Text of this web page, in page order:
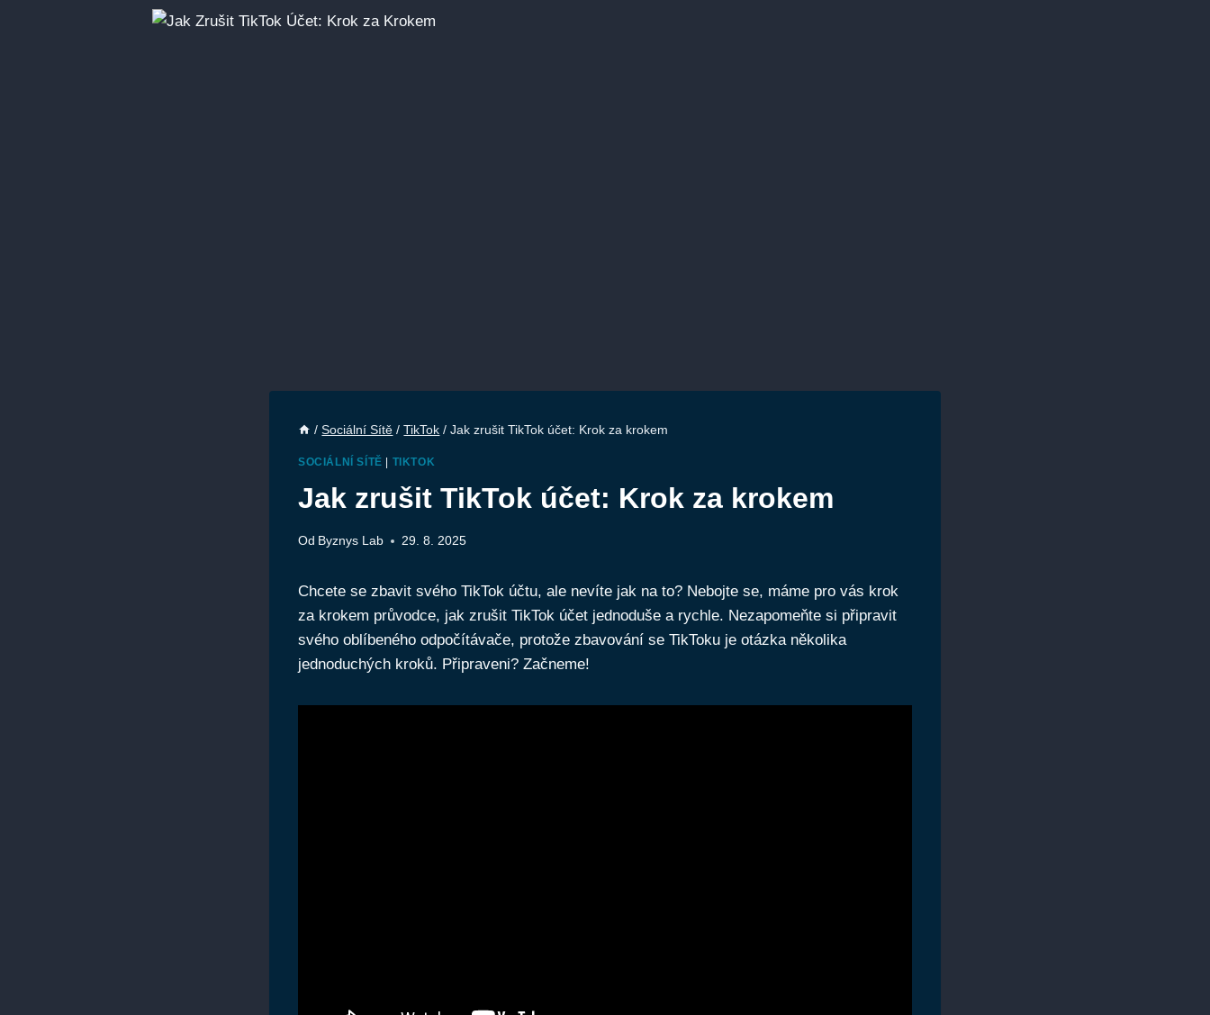
/ Sociální Sítě / TikTok / Jak zrušit TikTok účet: Krok za krokem
SOCIÁLNÍ SÍTĚ | TIKTOK
Jak zrušit TikTok účet: Krok za krokem
Od Byznys Lab 29. 8. 2025
Chcete se zbavit svého TikTok účtu, ale nevíte jak na to? Nebojte se, máme pro vás krok
za krokem průvodce, jak zrušit TikTok účet jednoduše a rychle. Nezapomeňte si připravit
svého oblíbeného odpočítávače, protože zbavování se TikToku je otázka několika
jednoduchých kroků. Připraveni? Začneme!